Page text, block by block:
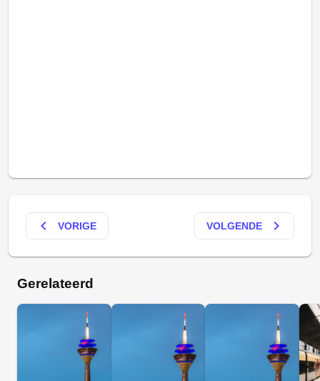
keyboard_arrow_left VORIGE VOLGENDE keyboard_arrow_right
Gerelateerd